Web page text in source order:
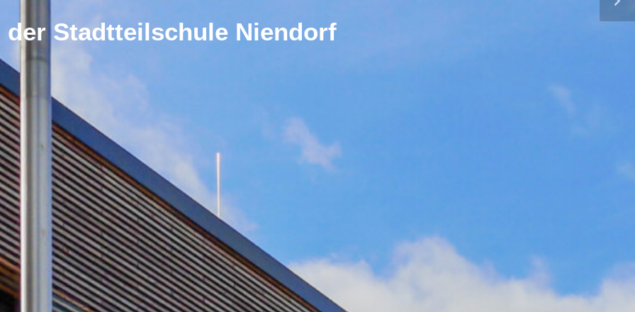
der Stadtteilschule Niendorf